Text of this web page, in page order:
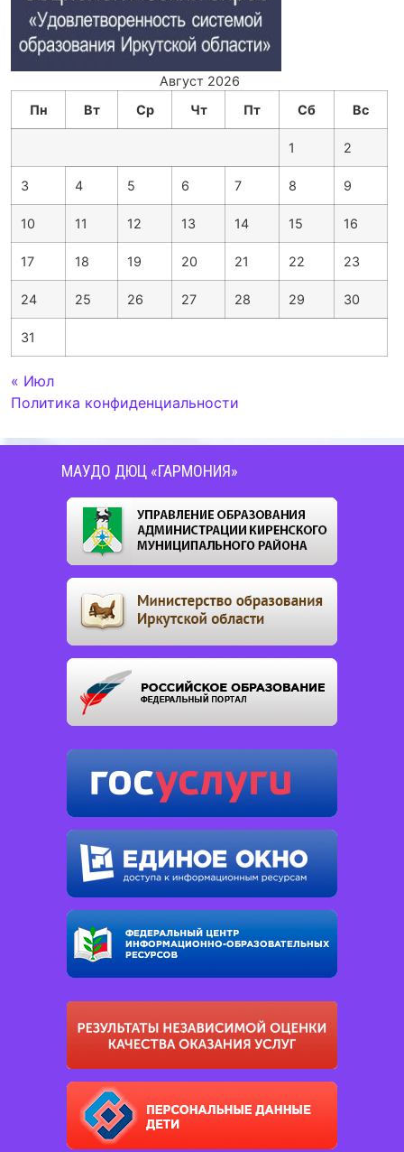
Август 2026
Пн
Вт Ср Чт Пт Сб Вс
1 2
3 4 5 6 7 8 9
10 11 12 13 14 15 16
17 18 19 20 21 22 23
24 25 26 27 28 29 30
31
« Июл
Политика конфиденциальности
МАУДО ДЮЦ «ГАРМОНИЯ»